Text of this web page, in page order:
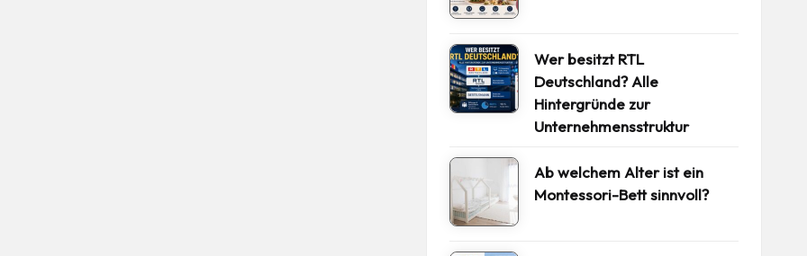
Wer besitzt RTL
Deutschland? Alle
Hintergründe zur
Unternehmensstruktur
Ab welchem Alter ist ein
Montessori-Bett sinnvoll?